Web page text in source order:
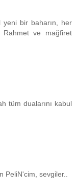
bir baharın, her
Rahmet ve mağfiret
tüm dualarını kabul
PeliN'cim, sevgiler..